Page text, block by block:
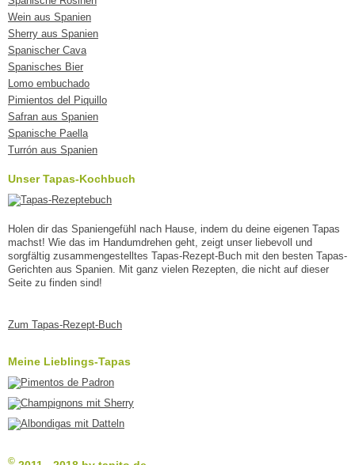
Wein aus Spanien
Sherry aus Spanien
Spanischer Cava
Spanisches Bier
Lomo embuchado
Pimientos del Piquillo
Safran aus Spanien
Spanische Paella
Turrón aus Spanien
Unser Tapas-Kochbuch
Holen dir das Spaniengefühl nach Hause, indem du deine eigenen Tapas
machst! Wie das im Handumdrehen geht, zeigt unser liebevoll und
sorgfältig zusammengestelltes Tapas-Rezept-Buch mit den besten Tapas-
Gerichten aus Spanien. Mit ganz vielen Rezepten, die nicht auf dieser
Seite zu finden sind!
Zum Tapas-Rezept-Buch
Meine Lieblings-Tapas
©